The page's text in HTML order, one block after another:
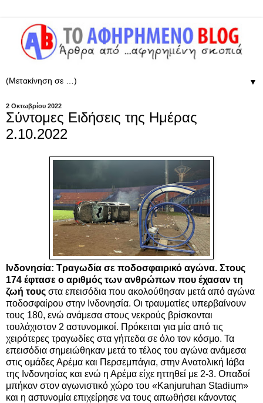
▼
2 Οκτωβρίου 2022
Σύντομες Ειδήσεις της Ημέρας
2.10.2022
Ινδονησία: Τραγωδία σε ποδοσφαιρικό αγώνα. Στους
174 έφτασε ο αριθμός των ανθρώπων που έχασαν τη
ζωή τους στα επεισόδια που ακολούθησαν μετά από αγώνα
ποδοσφαίρου στην Ινδονησία. Οι τραυματίες υπερβαίνουν
τους 180, ενώ ανάμεσα στους νεκρούς βρίσκονται
τουλάχιστον 2 αστυνομικοί. Πρόκειται για μία από τις
χειρότερες τραγωδίες στα γήπεδα σε όλο τον κόσμο. Τα
επεισόδια σημειώθηκαν μετά το τέλος του αγώνα ανάμεσα
στις ομάδες Αρέμα και Περσεμπάγια, στην Ανατολική Ιάβα
της Ινδονησίας και ενώ η Αρέμα είχε ηττηθεί με 2-3. Οπαδοί
μπήκαν στον αγωνιστικό χώρο του «Kanjuruhan Stadium»
και η αστυνομία επιχείρησε να τους απωθήσει κάνοντας